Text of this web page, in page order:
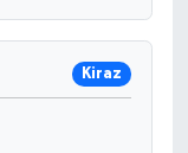
Kiraz